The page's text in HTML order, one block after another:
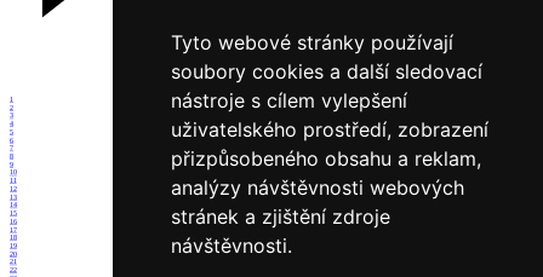
Tyto webové stránky používají
soubory cookies a další sledovací
nástroje s cílem vylepšení
uživatelského prostředí, zobrazení
přizpůsobeného obsahu a reklam,
analýzy návštěvnosti webových
stránek a zjištění zdroje
návštěvnosti.
1
2
3
4
5
6
7
8
9
10
11
12
13
14
15
16
17
18
19
20
21
22